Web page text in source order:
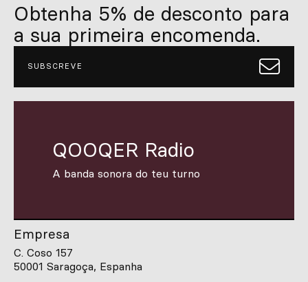
Obtenha 5% de desconto para
a sua primeira encomenda.
SUBSCREVE
QOOQER Radio
A banda sonora do teu turno
Empresa
C. Coso 157
50001 Saragoça, Espanha